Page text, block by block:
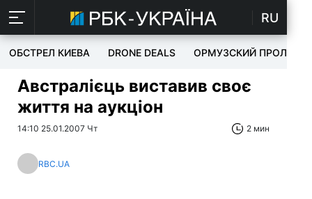
RU
ОБСТРЕЛ КИЕВА DRONE DEALS ОРМУЗСКИЙ ПРОЛИВ
Австралієць виставив своє
життя на аукціон
14:10 25.01.2007 Чт 2 мин
RBC.UA